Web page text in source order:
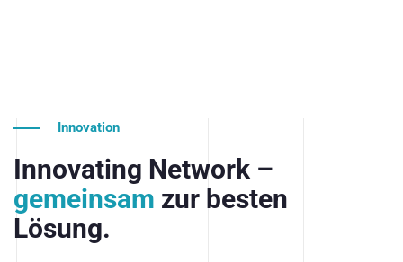
Innovation
Innovating Network –
gemeinsam zur besten
Lösung.